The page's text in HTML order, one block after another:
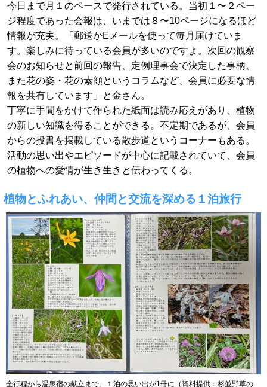
今日まで月１のペースで発行されている。当初１〜２ペー
ジ程度であった会報は、いまでは８〜10ページになるほど
情報が充実。「郵送かEメールを使って毎月届けていま
す。楽しみに待っている会員が多いのですよ。次回の観察
会のお知らせと前回の報告、定例理事会で決定した事柄、
また花の姿・花の素顔というコラムなど、会員に必要な情
報を共有しています」と金さん。
丁寧に手間をかけて作られた紙面は読み応えがあり、植物
の新しい知識を得ることができる。不定期であるが、会員
からの投書を掲載している散歩道というコーナーもある。
活動の思い出やエピソードが中心に記載されていて、会員
の植物への愛情が生き生きと伝わってくる。
植物とふれあい、仲間と交流を深める１泊旅行
全行程から温泉宿の献立まで。１泊の思い出が1冊に（資料提供：杉並野草の